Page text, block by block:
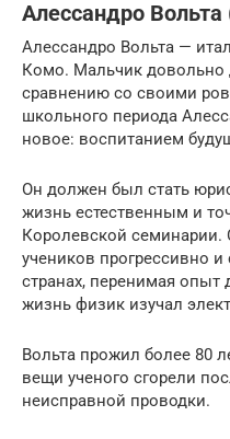
Алессандро Вольта
Алессандро Вольта —
Комо. Мальчик довольно
сравнению со своими
школьного периода
новое: воспитанием
Он должен был стать
жизнь естественным и
Королевской семинарии.
учеников прогрессивно
странах, перенимая опыт
жизнь физик изучал
Вольта прожил более 80
вещи ученого сгорели
неисправной проводки.